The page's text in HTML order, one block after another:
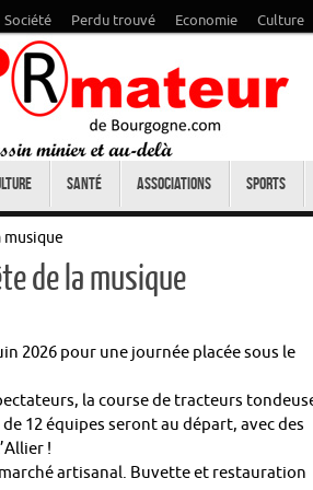
Société Perdu trouvé Economie Culture
Santé Associations Sports
musique
de la musique
2026 pour une journée placée sous le
la course de tracteurs
12 équipes seront au départ, avec des
!
artisanal. Buvette et restauration